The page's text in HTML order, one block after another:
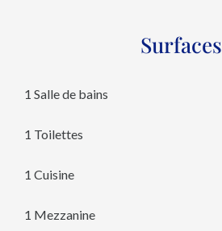
Surfaces
1 Salle de bains
1 Toilettes
1 Cuisine
1 Mezzanine